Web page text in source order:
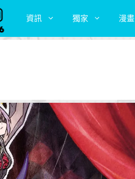
資訊 獨家 漫畫